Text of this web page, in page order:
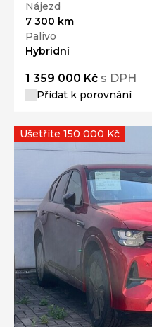
Nájezd
7 300 km
Palivo
Hybridní
1 359 000 Kč s DPH
Přidat k porovnání
Ušetříte 150 000 Kč